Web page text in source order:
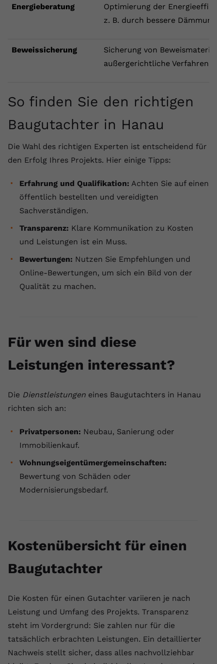
Energieberatung
Optimierung der
z. B. durch bessere
Beweissicherung
Sicherung von
außergerichtliche Verfahren.
So finden Sie den richtigen
Baugutachter in Hanau
Die Wahl des richtigen Experten ist entscheidend für
den Erfolg Ihres Projekts. Hier einige Tipps:
Erfahrung und Qualifikation: Achten Sie auf einen
öffentlich bestellten und vereidigten
Sachverständigen.
Transparenz: Klare Kommunikation zu Kosten
und Leistungen ist ein Muss.
Bewertungen: Nutzen Sie Empfehlungen und
Online-Bewertungen, um sich ein Bild von der
Qualität zu machen.
Für wen sind diese
Leistungen interessant?
Die Dienstleistungen eines Baugutachters in Hanau
richten sich an:
Privatpersonen: Neubau, Sanierung oder
Immobilienkauf.
Wohnungseigentümergemeinschaften:
Bewertung von Schäden oder
Modernisierungsbedarf.
Kostenübersicht für einen
Baugutachter
Die Kosten für einen Gutachter variieren je nach
Leistung und Umfang des Projekts. Transparenz
steht im Vordergrund: Sie zahlen nur für die
tatsächlich erbrachten Leistungen. Ein detaillierter
Nachweis stellt sicher, dass alles nachvollziehbar